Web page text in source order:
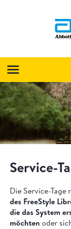
Service-
Die Service-
des FreeStyle
die das System
möchten oder